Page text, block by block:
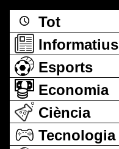
Tot
Informatius
Esports
Economia
Ciència
Tecnologia